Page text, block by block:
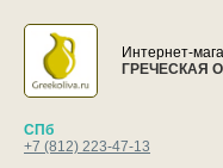
Интернет-
ГРЕЧЕСКАЯ
СПб
+7 (812) 223-47-13